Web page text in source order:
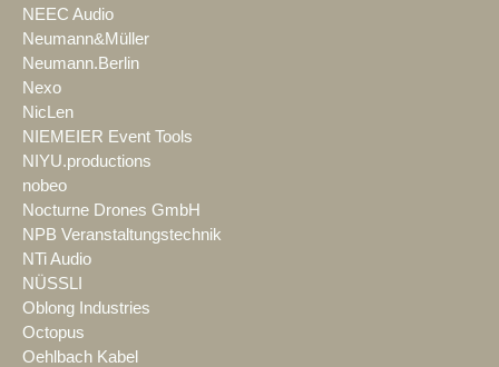
NEEC Audio
Neumann&Müller
Neumann.Berlin
Nexo
NicLen
NIEMEIER Event Tools
NIYU.productions
nobeo
Nocturne Drones GmbH
NPB Veranstaltungstechnik
NTi Audio
NÜSSLI
Oblong Industries
Octopus
Oehlbach Kabel